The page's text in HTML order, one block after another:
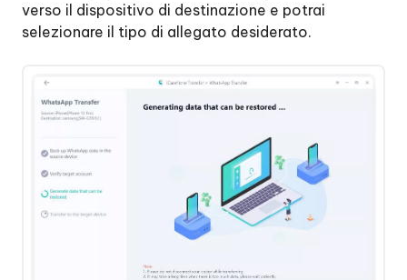
verso il dispositivo di destinazione e potrai
selezionare il tipo di allegato desiderato.